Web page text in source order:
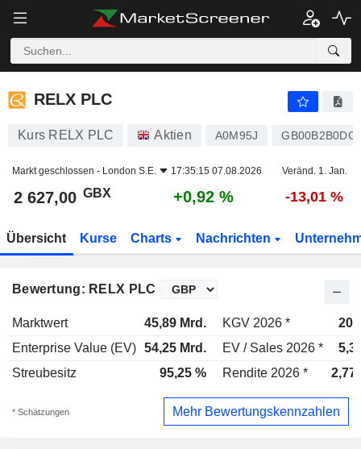
RELX PLC
RELX PLC
Kurs RELX PLC Aktien A0M95J
Markt geschlossen - London S.E. 17:35:15 07.08.2026 Veränd. 1. Jan.
2 627,00 GBX +0,92 % -13,01 %
Übersicht Kurse Charts Nachrichten
Bewertung: RELX PLC
Marktwert 45,89 Mrd. KGV 2026 *
Enterprise Value (EV) 54,25 Mrd. EV / Sales 2026 *
Streubesitz
95,25 % Rendite 2026 * 2,77
* Schätzungen Mehr Bewertungskennzahlen